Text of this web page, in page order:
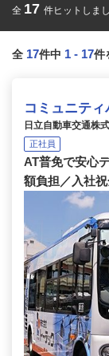
全 17 件ヒットしま
全 17件中 1 - 17件
コミュニテ
日立自動車交通株
正社員
AT普免で安心
額負担／入社